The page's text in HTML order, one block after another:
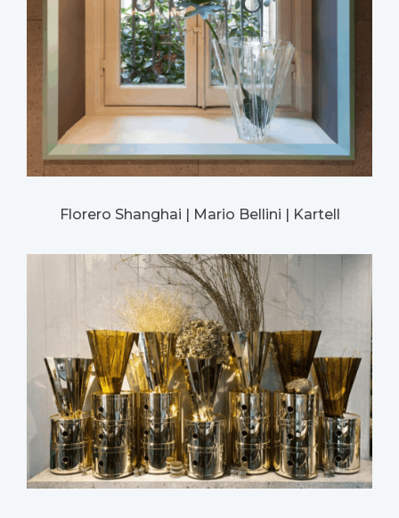
Florero Shanghai | Mario Bellini | Kartell